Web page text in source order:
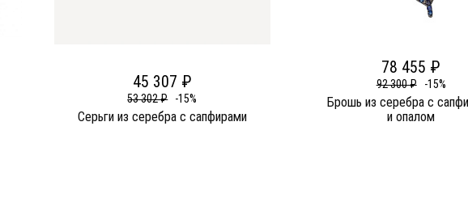
45 307 ₽
53 302 ₽ -15%
Серьги из серебра c сапфирами
78 455 ₽
92 300 ₽ -15%
Брошь из серебра c
и опалом